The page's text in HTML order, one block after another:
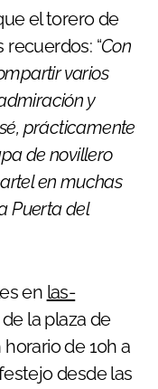
el torero de
“Con
varios
y
prácticamente
de novillero
en muchas
Puerta del
en las-
la plaza de
de 10h a
desde las